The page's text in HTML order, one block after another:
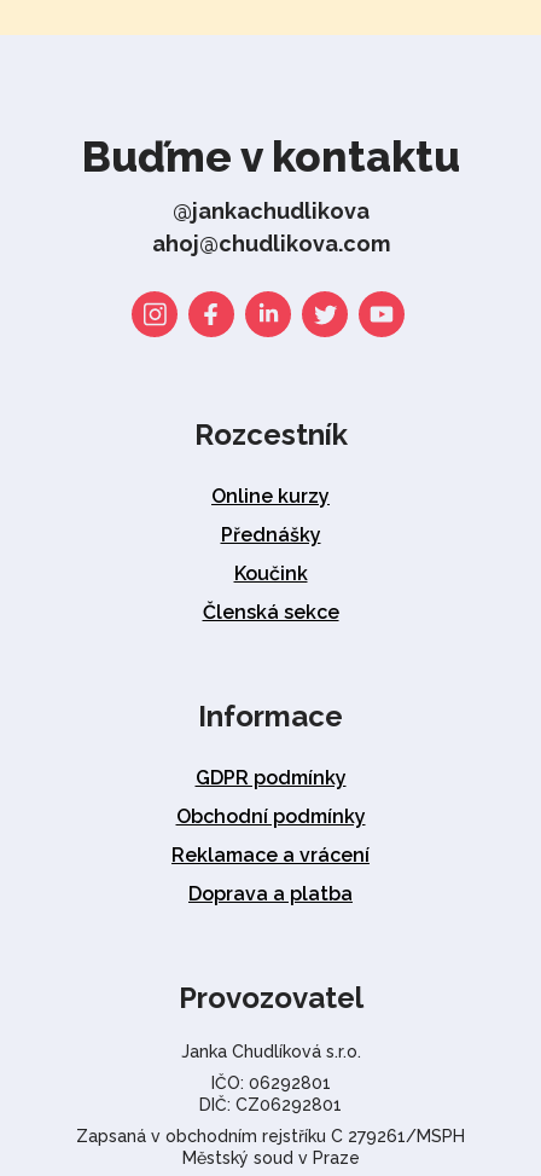
Buďme v kontaktu
@jankachudlikova
ahoj@chudlikova.com
Rozcestník
Online kurzy
Přednášky
Koučink
Členská sekce
Informace
GDPR podmínky
Obchodní podmínky
Reklamace a vrácení
Doprava a platba
Provozovatel
Janka Chudlíková s.r.o.
IČO: 06292801
DIČ: CZ06292801
Zapsaná v obchodním rejstříku C 279261/MSPH
Městský soud v Praze